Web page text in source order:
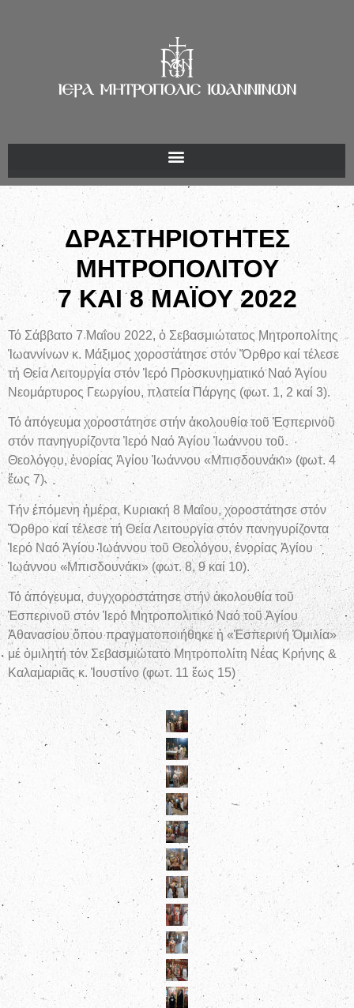
ΔΡΑΣΤΗΡΙΟΤΗΤΕΣ
ΜΗΤΡΟΠΟΛΙΤΟΥ
7 ΚΑΙ 8 ΜΑΪΟΥ 2022
Τό Σάββατο 7 Μαΐου 2022, ὁ Σεβασμιώτατος Μητροπολίτης
Ἰωαννίνων κ. Μάξιμος χοροστάτησε στόν Ὄρθρο καί τέλεσε
τή Θεία Λειτουργία στόν Ἱερό Προσκυνηματικό Ναό Ἁγίου
Νεομάρτυρος Γεωργίου, πλατεία Πάργης (φωτ. 1, 2 καί 3).
Τό ἀπόγευμα χοροστάτησε στήν ἀκολουθία τοῦ Ἑσπερινοῦ
στόν πανηγυρίζοντα Ἱερό Ναό Ἁγίου Ἰωάννου τοῦ
Θεολόγου, ἐνορίας Ἁγίου Ἰωάννου «Μπισδουνάκι» (φωτ. 4
ἕως 7).
Τήν ἑπόμενη ἡμέρα, Κυριακή 8 Μαΐου, χοροστάτησε στόν
Ὄρθρο καί τέλεσε τή Θεία Λειτουργία στόν πανηγυρίζοντα
Ἱερό Ναό Ἁγίου Ἰωάννου τοῦ Θεολόγου, ἐνορίας Ἁγίου
Ἰωάννου «Μπισδουνάκι» (φωτ. 8, 9 καί 10).
Τό ἀπόγευμα, συγχοροστάτησε στήν ἀκολουθία τοῦ
Ἑσπερινοῦ στόν Ἱερό Μητροπολιτικό Ναό τοῦ Ἁγίου
Ἀθανασίου ὅπου πραγματοποιήθηκε ἡ «Ἑσπερινή Ὁμιλία»
μέ ὁμιλητή τόν Σεβασμιώτατο Μητροπολίτη Νέας Κρήνης &
Καλαμαριᾶς κ. Ἰουστίνο (φωτ. 11 ἕως 15)